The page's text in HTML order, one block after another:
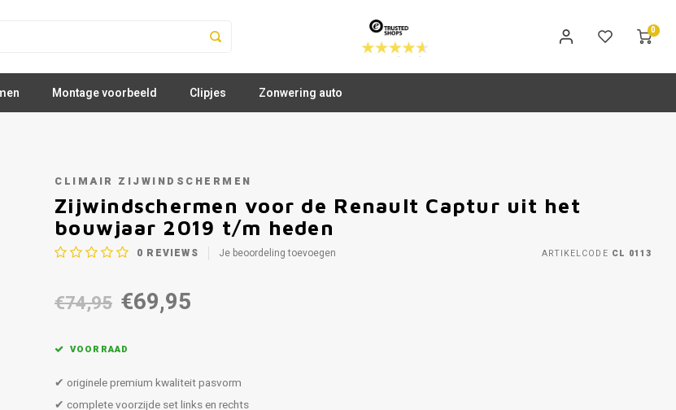
0
Montage voorbeeld Clipjes Zonwering auto
CLIMAIR ZIJWINDSCHERMEN
Zijwindschermen voor de Renault Captur uit het
bouwjaar 2019 t/m heden
0 REVIEWS Je beoordeling toevoegen ARTIKELCODE CL 0113
€74,95 €69,95
VOORRAAD
✔ originele premium kwaliteit pasvorm
✔ complete voorzijde set links en rechts